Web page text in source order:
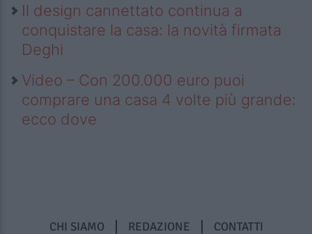
Il design cannettato continua a
conquistare la casa: la novità firmata
Deghi
Video – Con 200.000 euro puoi
comprare una casa 4 volte più grande:
ecco dove
CHI SIAMO REDAZIONE CONTATTI